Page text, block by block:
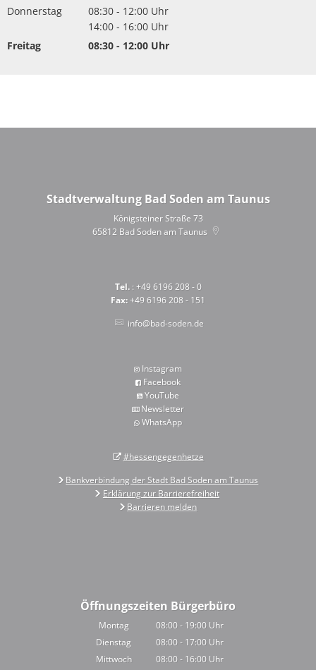
Von 14:00 bis 16:00 Uhr
Donnerstag 08:30 - 12:00 Uhr
Von 08:30 bis 12:00 Uhr
14:00 - 16:00 Uhr
Von 14:00 bis 16:00 Uhr
Freitag 08:30 - 12:00 Uhr
Stadtverwaltung Bad Soden am Taunus
Königsteiner Straße 73
65812 Bad Soden am Taunus
Tel.: +49 6196 208 - 0
Fax:+49 6196 208 - 151
info@bad-soden.de
Instagram
Facebook
YouTube
Newsletter
WhatsApp
#hessengegenhetze
Bankverbindung der Stadt Bad Soden am Taunus
Erklärung zur Barrierefreiheit
Barrieren melden
Öffnungszeiten Bürgerbüro
Montag 08:00- 19:00 Uhr
Von 08:00 bis 19:00 Uhr
Dienstag 08:00- 17:00 Uhr
Von 08:00 bis 17:00 Uhr
Mittwoch 08:00- 16:00 Uhr